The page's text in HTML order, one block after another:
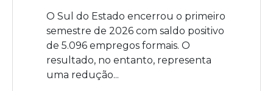
O Sul do Estado encerrou o primeiro
semestre de 2026 com saldo positivo
de 5.096 empregos formais. O
resultado, no entanto, representa
uma redução...